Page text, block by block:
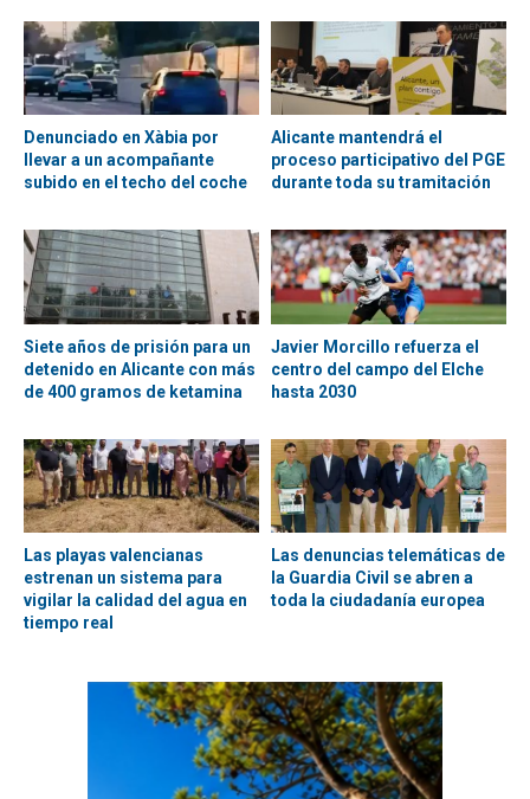
Denunciado en Xàbia por
llevar a un acompañante
subido en el techo del coche
Alicante mantendrá el
proceso participativo del PGE
durante toda su tramitación
Siete años de prisión para un
detenido en Alicante con más
de 400 gramos de ketamina
Javier Morcillo refuerza el
centro del campo del Elche
hasta 2030
Las playas valencianas
estrenan un sistema para
vigilar la calidad del agua en
tiempo real
Las denuncias telemáticas de
la Guardia Civil se abren a
toda la ciudadanía europea